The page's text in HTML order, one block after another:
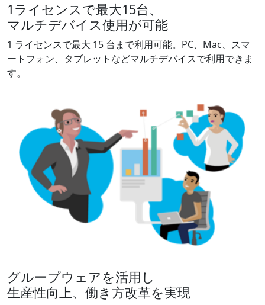
1ライセンスで最大15台、
マルチデバイス使用が可能
1 ライセンスで最大 15 台まで利用可能。​PC、Mac、スマ
ートフォン、タブレットなど​マルチデバイスで利用できま
す。​
グループウェアを活用し
生産性向上、働き方改革を実現